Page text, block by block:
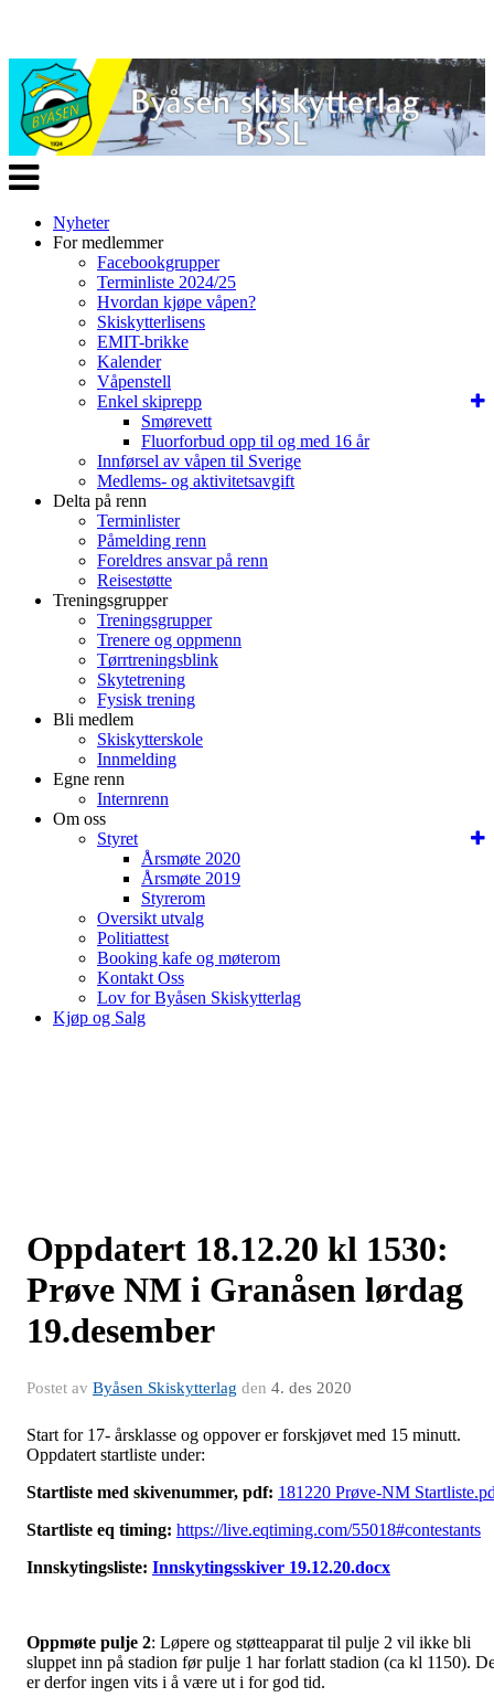
Veksle
navigasjon
Nyheter
For medlemmer
Facebookgrupper
Terminliste 2024/25
Hvordan kjøpe våpen?
Skiskytterlisens
EMIT-brikke
Kalender
Våpenstell
Enkel skiprepp
Smørevett
Fluorforbud opp til og med 16 år
Innførsel av våpen til Sverige
Medlems- og aktivitetsavgift
Delta på renn
Terminlister
Påmelding renn
Foreldres ansvar på renn
Reisestøtte
Treningsgrupper
Treningsgrupper
Trenere og oppmenn
Tørrtreningsblink
Skytetrening
Fysisk trening
Bli medlem
Skiskytterskole
Innmelding
Egne renn
Internrenn
Om oss
Styret
Årsmøte 2020
Årsmøte 2019
Styrerom
Oversikt utvalg
Politiattest
Booking kafe og møterom
Kontakt Oss
Lov for Byåsen Skiskytterlag
Kjøp og Salg
Oppdatert 18.12.20 kl 1530:
Prøve NM i Granåsen lørdag
19.desember
Postet av Byåsen Skiskytterlag den 4. des 2020
Start for 17- årsklasse og oppover er forskjøvet med 15 minutt.
Oppdatert startliste under:
Startliste med skivenummer, pdf: 181220 Prøve-NM
Startliste eq timing: https://live.eqtiming.com/55018#contestants
Innskytingsliste: Innskytingsskiver 19.12.20.docx
Oppmøte pulje 2: Løpere og støtteapparat til pulje 2 vil ikke bli
sluppet inn på stadion før pulje 1 har forlatt stadion (ca kl 1150).
er derfor ingen vits i å være ut i for god tid.